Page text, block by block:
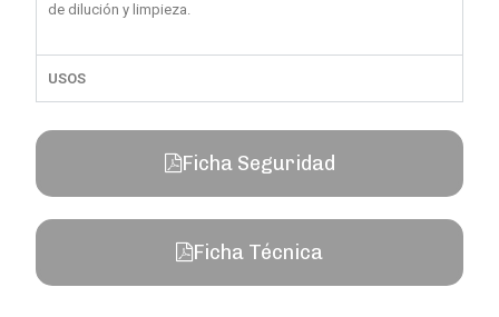
de dilución y limpieza.
USOS
Ficha Seguridad
Ficha Técnica